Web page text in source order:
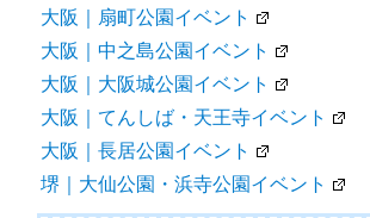
大阪｜扇町公園イベント
大阪｜中之島公園イベント
大阪｜大阪城公園イベント
大阪｜てんしば・天王寺イベント
大阪｜長居公園イベント
堺｜大仙公園・浜寺公園イベント